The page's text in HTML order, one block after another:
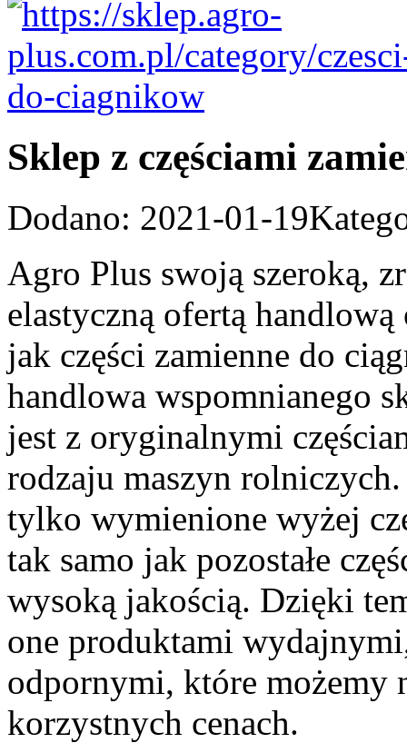
Sklep z częściami
Dodano: 2021-01-19
Agro Plus swoją szeroką,
elastyczną ofertą
jak części zamienne do
handlowa wspomnianego
jest z oryginalnymi
rodzaju maszyn
tylko wymienione wyżej
tak samo jak pozostałe
wysoką jakością. Dzięki
one produktami
odpornymi, które możemy
korzystnych cenach.